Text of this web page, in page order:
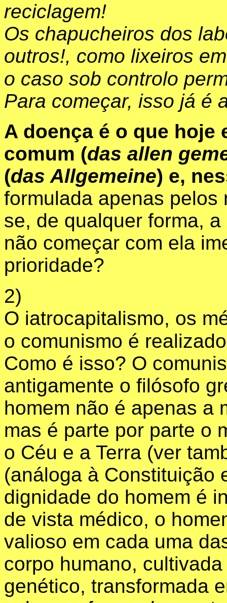
reciclagem!
Os chapucheiros dos
outros!, como lixeiros
o caso sob controlo
Para começar, isso já é
A doença é o que hoje
comum (das allen
(das Allgemeine) e,
formulada apenas pelos
se, de qualquer forma,
não começar com ela
prioridade?
2)
O iatrocapitalismo, os
o comunismo é
Como é isso? O
antigamente o filósofo
homem não é apenas a
mas é parte por parte o
o Céu e a Terra (ver
(análoga à Constituição
dignidade do homem é
de vista médico, o
valioso em cada uma
corpo humano,
genético, transformada